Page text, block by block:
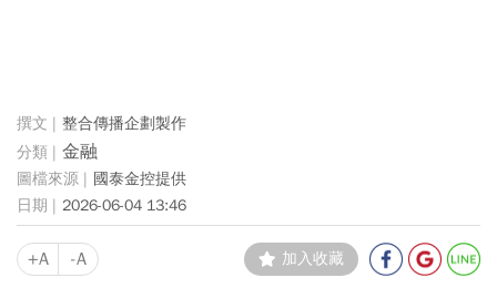
整合傳播企劃製作
金融
國泰金控提供
2026-06-04 13:46
+A -A 加入收藏